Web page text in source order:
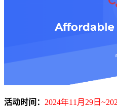
活动时间： 2024年11月29日